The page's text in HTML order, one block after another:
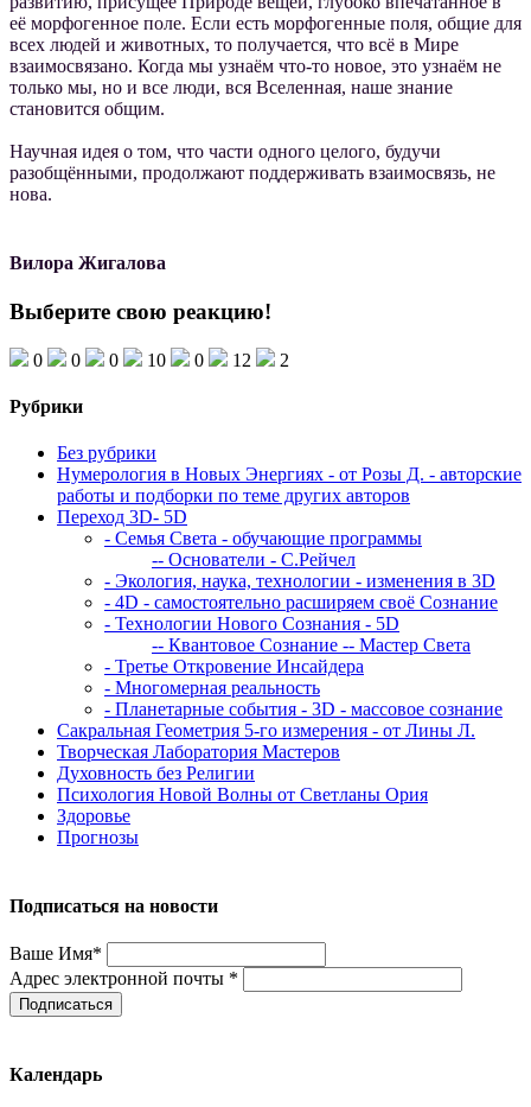
её морфогенное поле. Если есть морфогенные поля, общие для
всех людей и животных, то получается, что всё в Мире
взаимосвязано. Когда мы узнаём что-то новое, это узнаём не
только мы, но и все люди, вся Вселенная, наше знание
становится общим.
Научная идея о том, что части одного целого, будучи
разобщёнными, продолжают поддерживать взаимосвязь, не
нова.
Вилора Жигалова
Выберите свою реакцию!
0 0 0 10 0 12 2
Рубрики
Без рубрики
Нумерология в Новых Энергиях - от Розы Д. - авторские
работы и подборки по теме других авторов
Переход 3D- 5D
- Семья Света - обучающие программы
-- Основатели - С.Рейчел
- Экология, наука, технологии - изменения в 3D
- 4D - самостоятельно расширяем своё Сознание
- Технологии Нового Сознания - 5D
-- Квантовое Сознание -- Мастер Света
- Третье Откровение Инсайдера
- Многомерная реальность
- Планетарные события - 3D - массовое сознание
Сакральная Геометрия 5-го измерения - от Лины Л.
Творческая Лаборатория Мастеров
Духовность без Религии
Психология Новой Волны от Светланы Ория
Здоровье
Прогнозы
Подписаться на новости
Ваше Имя*
Адрес электронной почты *
Подписаться
Календарь